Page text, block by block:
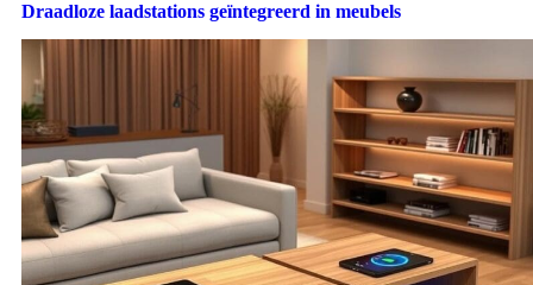
Draadloze laadstations geïntegreerd in meubels